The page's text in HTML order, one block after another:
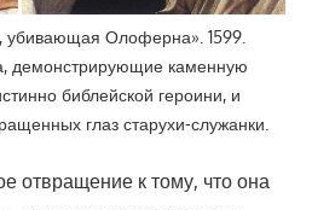
Олоферна». 1599.
демонстрирующие каменную
библейской героини, и
глаз старухи-служанки.
отвращение к тому, что она